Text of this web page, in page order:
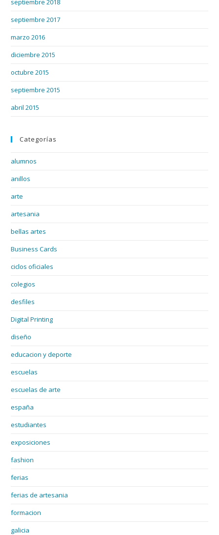
septiembre 2017
marzo 2016
diciembre 2015
octubre 2015
septiembre 2015
abril 2015
Categorías
alumnos
anillos
arte
artesania
bellas artes
Business Cards
ciclos oficiales
colegios
desfiles
Digital Printing
diseño
educacion y deporte
escuelas
escuelas de arte
españa
estudiantes
exposiciones
fashion
ferias
ferias de artesania
formacion
galicia